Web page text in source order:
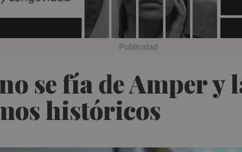
se fía de Amper y
históricos